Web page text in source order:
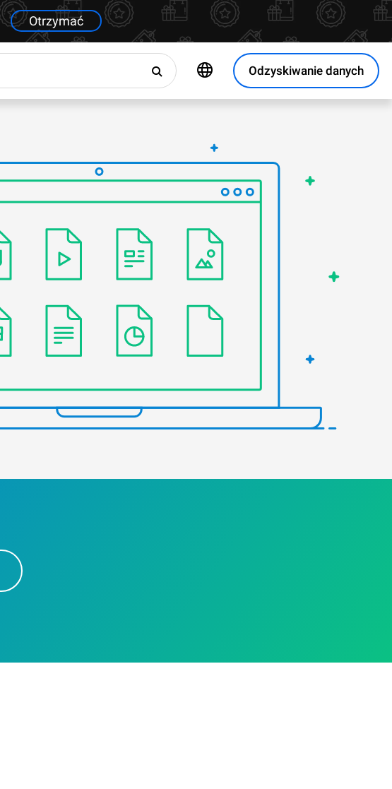
Otrzymać
Odzyskiwanie danych